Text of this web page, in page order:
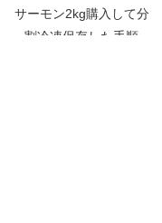
サーモン2kg購入して分
割冷凍保存した手順